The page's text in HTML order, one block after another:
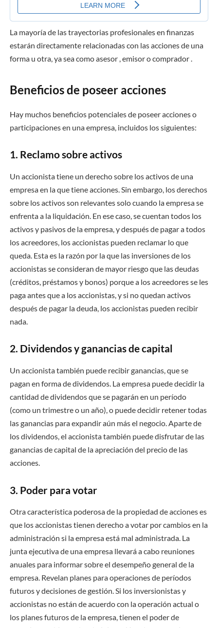
La mayoría de las trayectorias profesionales en finanzas
estarán directamente relacionadas con las acciones de una
forma u otra, ya sea como asesor , emisor o comprador .
Beneficios de poseer acciones
Hay muchos beneficios potenciales de poseer acciones o
participaciones en una empresa, incluidos los siguientes:
1. Reclamo sobre activos
Un accionista tiene un derecho sobre los activos de una
empresa en la que tiene acciones. Sin embargo, los derechos
sobre los activos son relevantes solo cuando la empresa se
enfrenta a la liquidación. En ese caso, se cuentan todos los
activos y pasivos de la empresa, y después de pagar a todos
los acreedores, los accionistas pueden reclamar lo que
queda. Esta es la razón por la que las inversiones de los
accionistas se consideran de mayor riesgo que las deudas
(créditos, préstamos y bonos) porque a los acreedores se les
paga antes que a los accionistas, y si no quedan activos
después de pagar la deuda, los accionistas pueden recibir
nada.
2. Dividendos y ganancias de capital
Un accionista también puede recibir ganancias, que se
pagan en forma de dividendos. La empresa puede decidir la
cantidad de dividendos que se pagarán en un período
(como un trimestre o un año), o puede decidir retener todas
las ganancias para expandir aún más el negocio. Aparte de
los dividendos, el accionista también puede disfrutar de las
ganancias de capital de la apreciación del precio de las
acciones.
3. Poder para votar
Otra característica poderosa de la propiedad de acciones es
que los accionistas tienen derecho a votar por cambios en la
administración si la empresa está mal administrada. La
junta ejecutiva de una empresa llevará a cabo reuniones
anuales para informar sobre el desempeño general de la
empresa. Revelan planes para operaciones de períodos
futuros y decisiones de gestión. Si los inversionistas y
accionistas no están de acuerdo con la operación actual o
los planes futuros de la empresa, tienen el poder de